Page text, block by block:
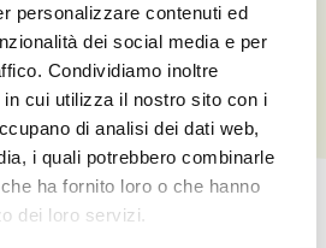
personalizzare contenuti ed
dei social media e per
Condividiamo inoltre
cui utilizza il nostro sito con i
di analisi dei dati web,
i quali potrebbero combinarle
ha fornito loro o che hanno
dei loro servizi.